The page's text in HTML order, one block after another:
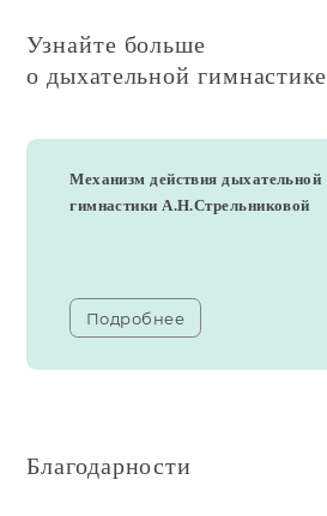
Узнайте больше
о дыхательной гимнастике
Механизм действия дыхательной
гимнастики А.Н.Стрельниковой
Подробнее
Благодарности